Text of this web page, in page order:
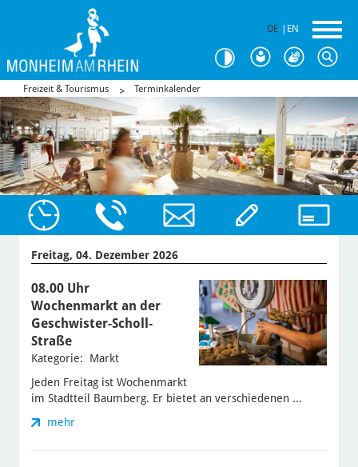
DE EN
Freizeit & Tourismus Terminkalender
Freitag, 04. Dezember 2026
08.00 Uhr
Wochenmarkt an der
Geschwister-Scholl-
Straße
Kategorie: Markt
Jeden Freitag ist Wochenmarkt
im Stadtteil Baumberg. Er bietet an verschiedenen ...
mehr